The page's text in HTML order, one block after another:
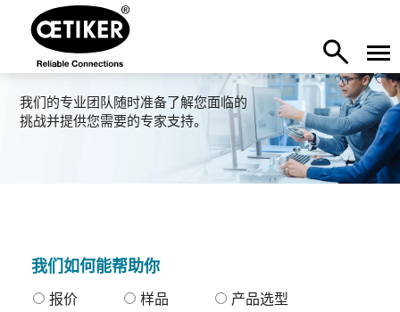
我们的专业团队随时准备了解您面临的
挑战并提供您需要的专家支持。
我们如何能帮助你
报价 样品
产品选型